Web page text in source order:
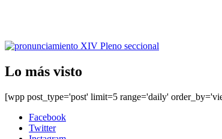
Lo más visto
[wpp post_type='post' limit=5 range='daily'
Facebook
Twitter